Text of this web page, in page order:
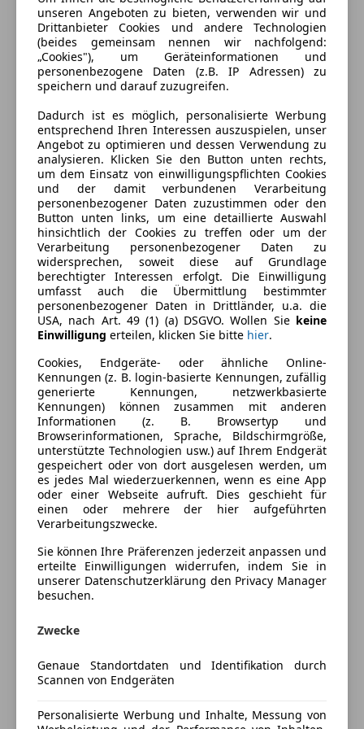
Energieverbrauch
Kraftstoff
Benzin
Kraftstoffverbrauch
6,10l/100 km (komb.)
CO₂-Emissionen
140 g/km (komb.)
Ausstattung
Komfort
2-Zonen-Klimaautomatik
360° Kamera
Armlehne
Berganfahrassistent
Einparkhilfe
Einparkhilfe Rückfahrkamera
Einparkhilfe selbstlenkendes System
Einparkhilfe Sensoren hinten
Einparkhilfe Sensoren vorne
Elektrische Seitenspiegel
Klimaanlage
Lederlenkrad
Lichtsensor
Mehr anzeigen
Farbe und Innenausstattung
Außenfarbe
Schwarz
Lackierung
Preisbewertung
Versicherung
unseren Angeboten zu bieten, verwenden wir und
Drittanbieter Cookies und andere Technologien
(beides gemeinsam nennen wir nachfolgend:
„Cookies"), um Geräteinformationen und
personenbezogene Daten (z.B. IP Adressen) zu
speichern und darauf zuzugreifen.
Dadurch ist es möglich, personalisierte Werbung
entsprechend Ihren Interessen auszuspielen, unser
Angebot zu optimieren und dessen Verwendung zu
analysieren. Klicken Sie den Button unten rechts,
um dem Einsatz von einwilligungspflichten Cookies
und der damit verbundenen Verarbeitung
personenbezogener Daten zuzustimmen oder den
Button unten links, um eine detaillierte Auswahl
hinsichtlich der Cookies zu treffen oder um der
Verarbeitung personenbezogener Daten zu
widersprechen, soweit diese auf Grundlage
berechtigter Interessen erfolgt. Die Einwilligung
umfasst auch die Übermittlung bestimmter
personenbezogener Daten in Drittländer, u.a. die
USA, nach Art. 49 (1) (a) DSGVO. Wollen Sie keine
Einwilligung erteilen, klicken Sie bitte hier.
Cookies, Endgeräte- oder ähnliche Online-
Kennungen (z. B. login-basierte Kennungen, zufällig
generierte Kennungen, netzwerkbasierte
Kennungen) können zusammen mit anderen
Informationen (z. B. Browsertyp und
Browserinformationen, Sprache, Bildschirmgröße,
unterstützte Technologien usw.) auf Ihrem Endgerät
gespeichert oder von dort ausgelesen werden, um
es jedes Mal wiederzuerkennen, wenn es eine App
oder einer Webseite aufruft. Dies geschieht für
einen oder mehrere der hier aufgeführten
Verarbeitungszwecke.
Sie können Ihre Präferenzen jederzeit anpassen und
erteilte Einwilligungen widerrufen, indem Sie in
unserer Datenschutzerklärung den Privacy Manager
besuchen.
Zwecke
Genaue Standortdaten und Identifikation durch
Scannen von Endgeräten
Personalisierte Werbung und Inhalte, Messung von